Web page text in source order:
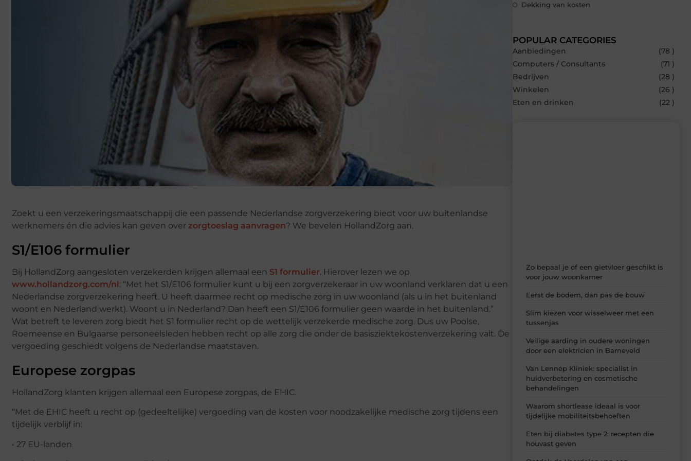
Zoekt u een verzekeringsmaatschappij die een passende Nederlandse zorgverzekering biedt voor uw buitenlandse
werknemers én die advies kan geven over zorgtoeslag aanvragen? We bevelen HollandZorg aan.
S1/E106 formulier
Bij HollandZorg aangesloten verzekerden krijgen allemaal een S1 formulier. Hierover lezen we op
www.hollandzorg.com/nl: “Met het S1/E106 formulier kunt u bij een zorgverzekeraar in uw woonland verklaren dat u een
Nederlandse zorgverzekering heeft. U heeft daarmee recht op medische zorg in uw woonland (als u in het buitenland
woont en Nederland werkt). Woont u in Nederland? Dan heeft een S1/E106 formulier geen waarde in het buitenland.”
Wat betreft te leveren zorg biedt het S1 formulier recht op de wettelijk verzekerde medische zorg. Dus uw Poolse,
Roemeense en Bulgaarse personeelsleden hebben recht op alle zorg die onder de basisziektekostenverzekering valt. De
vergoeding geschiedt volgens de Nederlandse maatstaven.
Europese zorgpas
HollandZorg klanten krijgen allemaal een Europese zorgpas, de EHIC.
“Met de EHIC heeft u recht op (gedeeltelijke) vergoeding van de kosten voor noodzakelijke medische zorg tijdens een
tijdelijk verblijf in:
• 27 EU-landen
Dekking van kosten
POPULAR CATEGORIES
Aanbiedingen
(78 )
Computers / Consultants
(71 )
Bedrijven
(28 )
Winkelen
(26 )
Eten en drinken
(22 )
Zo bepaal je of een gietvloer geschikt is
voor jouw woonkamer
Eerst de bodem, dan pas de bouw
Slim kiezen voor wisselweer met een
tussenjas
Veilige aarding in oudere woningen
door een elektricien in Barneveld
Van Lennep Kliniek: specialist in
huidverbetering en cosmetische
behandelingen
Waarom shortlease ideaal is voor
tijdelijke mobiliteitsbehoeften
Eten bij diabetes type 2: recepten die
houvast geven